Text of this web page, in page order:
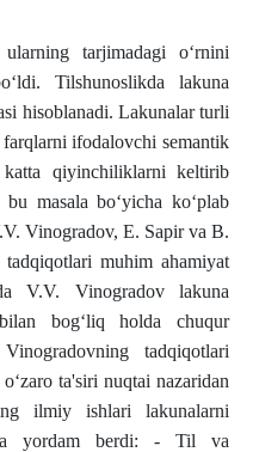
tarjimadagi о‘rnini
Tilshunoslikda lakuna
hisoblanadi. Lakunalar turli
ifodalovchi semantik
qiyinchiliklarni keltirib
masala bо‘yicha kо‘plab
Vinogradov, E. Sapir va B.
muhim ahamiyat
V.V. Vinogradov lakuna
bog‘liq holda chuqur
tadqiqotlari
ta'siri nuqtai nazaridan
ilmiy ishlari lakunalarni
yordam berdi: - Til va